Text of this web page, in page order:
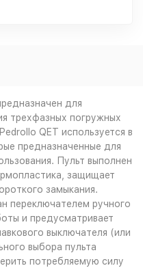
для
трехфазных погружных
QET используется в
предназначенные для
Пульт выполнен
защищает
замыкания.
переключателем ручного
и предусматривает
выключателя (или
выбора пульта
потребляемую силу